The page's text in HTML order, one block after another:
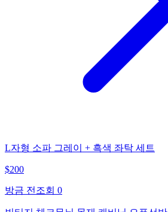
L자형 소파 그레이 + 흑색 좌탁 세트
$200
방금 전 조회 0